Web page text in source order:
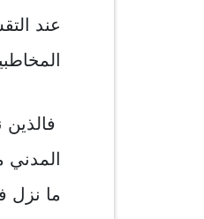
عند
المدني
ما نزل